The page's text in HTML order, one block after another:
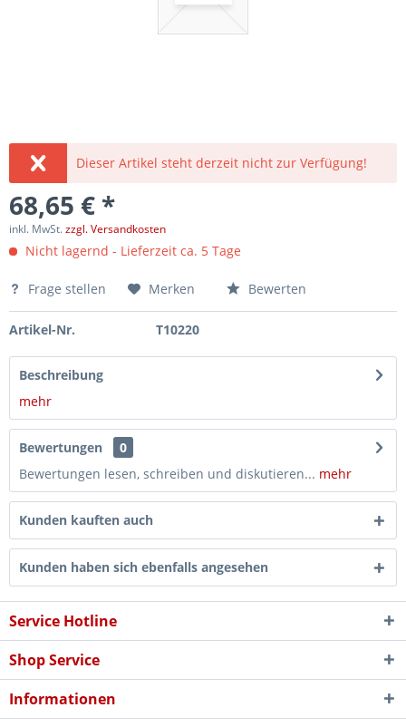
Dieser Artikel steht derzeit nicht zur Verfügung!
68,65 € *
inkl. MwSt.zzgl. Versandkosten
Nicht lagernd - Lieferzeit ca. 5 Tage
Frage stellen Merken Bewerten
Artikel-Nr. T10220
Beschreibung
mehr
Bewertungen
0
Bewertungen lesen, schreiben und diskutieren... mehr
Kunden kauften auch
Kunden haben sich ebenfalls angesehen
Service Hotline
Shop Service
Informationen